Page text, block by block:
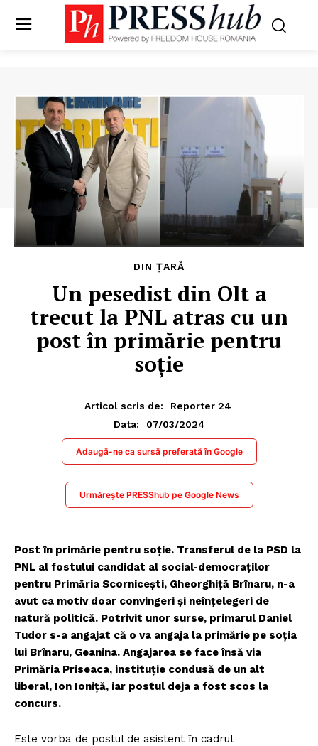
DIN ȚARĂ
Un pesedist din Olt a
trecut la PNL atras cu un
post în primărie pentru
soție
Articol scris de:
Reporter 24
Data:
07/03/2024
Adaugă-ne ca sursă preferată în Google
Urmărește PRESShub pe Google News
Post în primărie pentru soție. Transferul de la PSD la
PNL al fostului candidat al social-democraţilor
pentru Primăria Scorniceşti, Gheorghiţă Brînaru, n-a
avut ca motiv doar convingeri şi neînţelegeri de
natură politică. Potrivit unor surse, primarul Daniel
Tudor s-a angajat că o va angaja la primărie pe soţia
lui Brînaru, Geanina. Angajarea se face însă via
Primăria Priseaca, instituţie condusă de un alt
liberal, Ion Ioniţă, iar postul deja a fost scos la
concurs.
Este vorba de postul de asistent în cadrul